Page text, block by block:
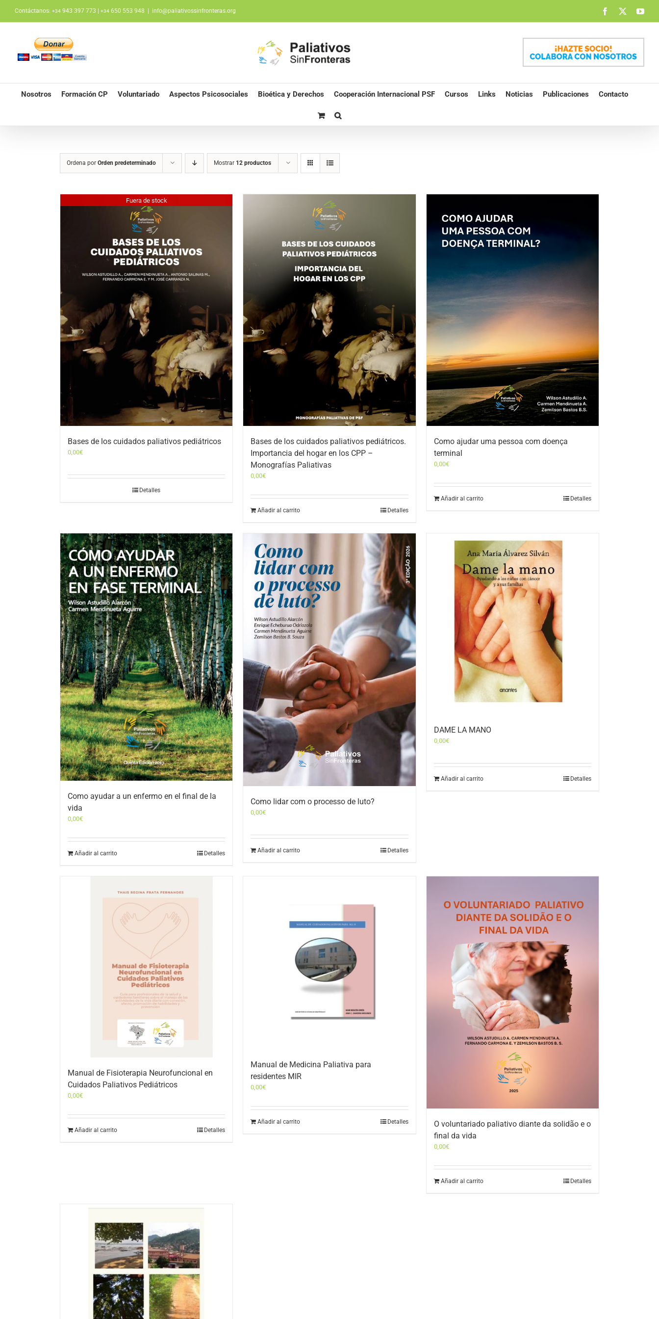
contenido
Contáctanos: +34 943 397 773 | +34 650 553 948 info@paliativossinfronteras.org Facebook
Nosotros Formación CP Voluntariado Aspectos Psicosociales Bioética y Derechos Cooperación Internacional PSF Cursos Links Noticias Publicaciones Contacto
Ordena por Orden predeterminado Mostrar 12 productos
Fuera de stock
Bases de los cuidados paliativos pediátricos
0,00€
Detalles
Bases de los cuidados paliativos pediátricos.
Importancia del hogar en los CPP –
Monografías Paliativas
0,00€
Añadir al carrito Detalles
Como ajudar uma pessoa com doença
terminal
0,00€
Añadir al carrito Detalles
Como ayudar a un enfermo en el final de la
vida
0,00€
Añadir al carrito Detalles
Como lidar com o processo de luto?
0,00€
Añadir al carrito Detalles
DAME LA MANO
0,00€
Añadir al carrito Detalles
Manual de Fisioterapia Neurofuncional en
Cuidados Paliativos Pediátricos
0,00€
Añadir al carrito Detalles
Manual de Medicina Paliativa para
residentes MIR
0,00€
Añadir al carrito Detalles
O voluntariado paliativo diante da solidão e o
final da vida
0,00€
Añadir al carrito Detalles